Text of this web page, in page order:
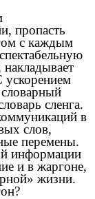
пропасть
с каждым
накладывает
ускорением
сленга.
в
слов,
перемены.
информации
и в жаргоне,
жизни.